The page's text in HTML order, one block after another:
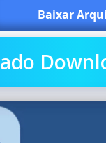
Baixar